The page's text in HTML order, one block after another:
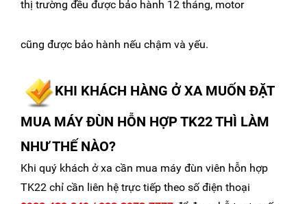
thị trường đều được bảo hành 12 tháng, motor
cũng được bảo hành nếu chậm và yếu.
KHI KHÁCH HÀNG Ở XA MUỐN ĐẶT
MUA MÁY ĐÙN HỖN HỢP TK22 THÌ LÀM
NHƯ THẾ NÀO?
Khi quý khách ở xa cần mua máy đùn viên hỗn hợp
TK22 chỉ cần liên hệ trực tiếp theo số điện thoại